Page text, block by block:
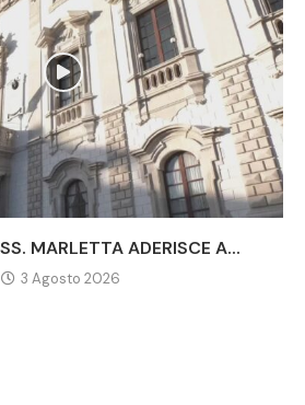
MARLETTA ADERISCE A...
3 Agosto 2026